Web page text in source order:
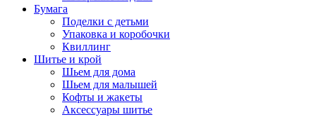
Бумага
Поделки с детьми
Упаковка и коробочки
Квиллинг
Шитье и крой
Шьем для дома
Шьем для малышей
Кофты и жакеты
Аксессуары шитье